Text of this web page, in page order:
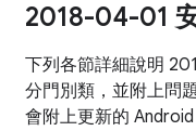
2018-04-01
下列各節詳細說明
分門別類，並附上問
會附上更新的